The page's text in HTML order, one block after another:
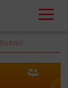
Rubrici